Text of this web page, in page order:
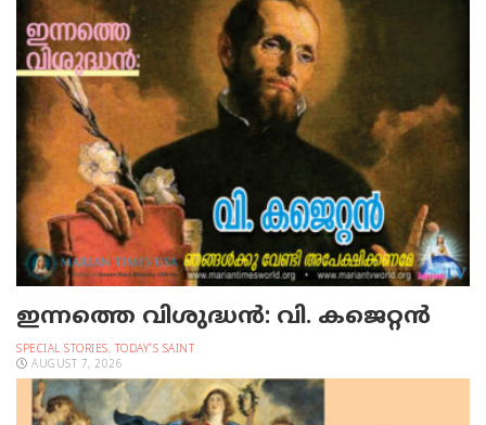
ഇന്നത്തെ വിശുദ്ധന്‍: വി. കജെറ്റന്‍
SPECIAL STORIES, TODAY'S SAINT
AUGUST 7, 2026